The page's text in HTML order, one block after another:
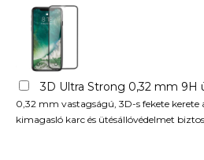
3D Ultra Strong 0,32 mm
0,32 mm vastagságú, 3D-s fekete kerete
kimagasló karc és ütésállóvédelmet